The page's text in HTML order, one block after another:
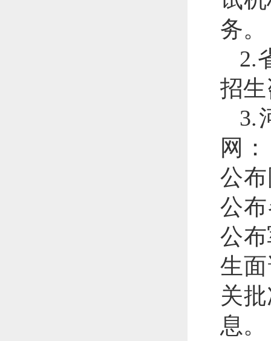
务。
2.
招
3.
网
公
公
公
生
关
息。